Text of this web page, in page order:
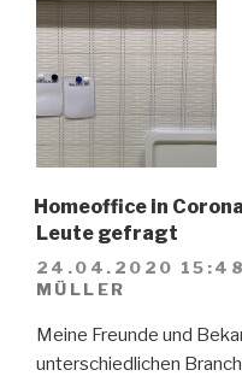
Homeoffice in
Leute gefragt
24.04.2020 15:48
MÜLLER
Meine Freunde und
unterschiedlichen